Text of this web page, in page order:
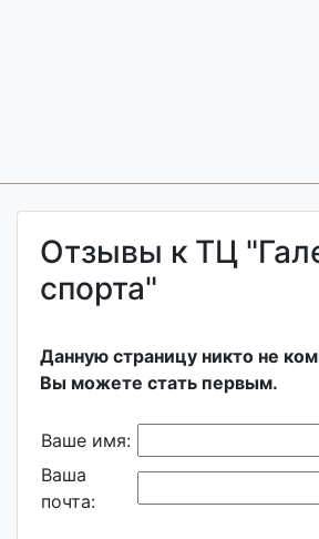
Отзывы к ТЦ
спорта"
Данную страницу никто не
Вы можете стать первым.
Ваше имя:
Ваша
почта: